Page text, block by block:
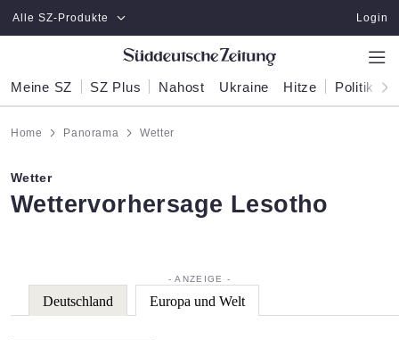
Zum Hauptinhalt springen
Alle SZ-Produkte Login
Meine SZ SZ Plus Nahost Ukraine Hitze Politik
Home Panorama Wetter
Wetter
:
Wettervorhersage Lesotho
Deutschland Europa und Welt